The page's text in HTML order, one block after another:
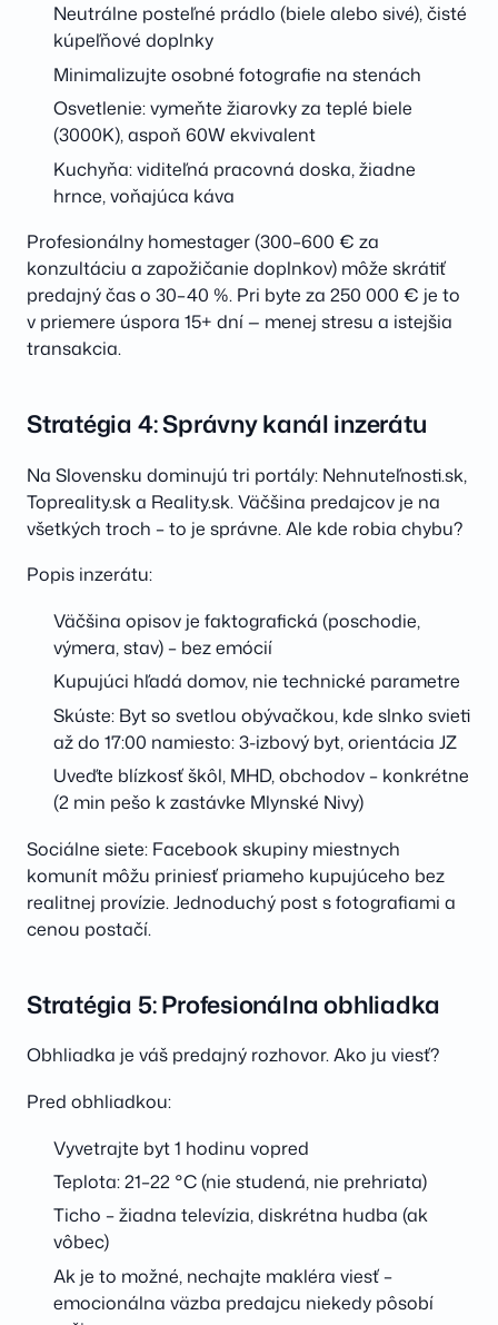
Neutrálne posteľné prádlo (biele alebo sivé), čisté
kúpeľňové doplnky
Minimalizujte osobné fotografie na stenách
Osvetlenie: vymeňte žiarovky za teplé biele
(3000K), aspoň 60W ekvivalent
Kuchyňa: viditeľná pracovná doska, žiadne
hrnce, voňajúca káva
Profesionálny homestager (300–600 € za
konzultáciu a zapožičanie doplnkov) môže skrátiť
predajný čas o 30–40 %. Pri byte za 250 000 € je to
v priemere úspora 15+ dní — menej stresu a istejšia
transakcia.
Stratégia 4: Správny kanál inzerátu
Na Slovensku dominujú tri portály: Nehnuteľnosti.sk,
Topreality.sk a Reality.sk. Väčšina predajcov je na
všetkých troch – to je správne. Ale kde robia chybu?
Popis inzerátu:
Väčšina opisov je faktografická (poschodie,
výmera, stav) – bez emócií
Kupujúci hľadá domov, nie technické parametre
Skúste: Byt so svetlou obývačkou, kde slnko svieti
až do 17:00 namiesto: 3-izbový byt, orientácia JZ
Uveďte blízkosť škôl, MHD, obchodov – konkrétne
(2 min pešo k zastávke Mlynské Nivy)
Sociálne siete: Facebook skupiny miestnych
komunít môžu priniesť priameho kupujúceho bez
realitnej provízie. Jednoduchý post s fotografiami a
cenou postačí.
Stratégia 5: Profesionálna obhliadka
Obhliadka je váš predajný rozhovor. Ako ju viesť?
Pred obhliadkou:
Vyvetrajte byt 1 hodinu vopred
Teplota: 21–22 °C (nie studená, nie prehriata)
Ticho – žiadna televízia, diskrétna hudba (ak
vôbec)
Ak je to možné, nechajte makléra viesť –
emocionálna väzba predajcu niekedy pôsobí